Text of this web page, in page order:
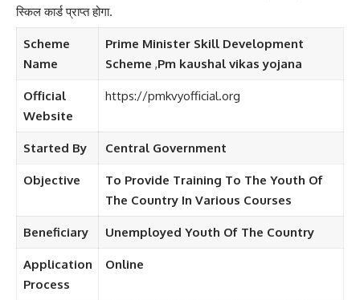
स्किल कार्ड प्राप्त होगा.
Scheme
Name
Prime Minister Skill Development
Scheme ,Pm kaushal vikas yojana
Official
Website
https://pmkvyofficial.org
Started By Central Government
Objective
To Provide Training To The Youth Of
The Country In Various Courses
Beneficiary Unemployed Youth Of The Country
Application
Process
Online